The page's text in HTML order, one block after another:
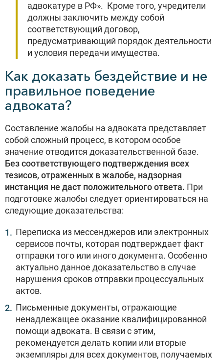
адвокатуре в РФ». Кроме того, учредители
должны заключить между собой
соответствующий договор,
предусматривающий порядок деятельности
и условия передачи имущества.
Как доказать бездействие и не
правильное поведение
адвоката?
Составление жалобы на адвоката представляет
собой сложный процесс, в котором особое
значение отводится доказательственной базе.
Без соответствующего подтверждения всех
тезисов, отраженных в жалобе, надзорная
инстанция не даст положительного ответа. При
подготовке жалобы следует ориентироваться на
следующие доказательства:
Переписка из мессенджеров или электронных
сервисов почты, которая подтверждает факт
отправки того или иного документа. Особенно
актуально данное доказательство в случае
нарушения сроков отправки процессуальных
актов.
Письменные документы, отражающие
ненадлежащее оказание квалифицированной
помощи адвоката. В связи с этим,
рекомендуется делать копии или вторые
экземпляры для всех документов, получаемых